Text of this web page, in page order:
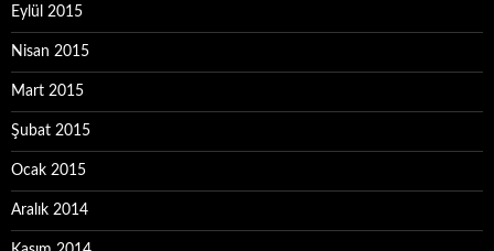
Eylül 2015
Nisan 2015
Mart 2015
Şubat 2015
Ocak 2015
Aralık 2014